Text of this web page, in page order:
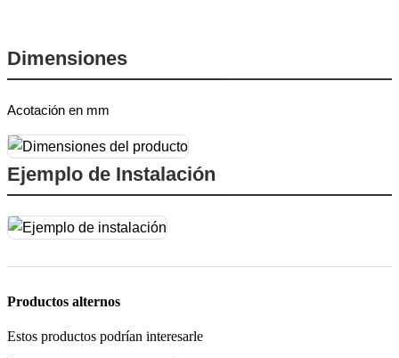
Dimensiones
Acotación en mm
Ejemplo de Instalación
Productos alternos
Estos productos podrían interesarle